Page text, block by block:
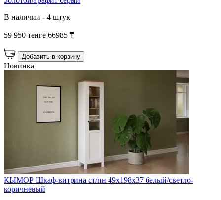
В наличии - 4 штук
59 950 тенге 66985 ₸
Добавить в корзину
Новинка
КЫМОР Шкаф-витрина ст/пн 49х198х37 белый/светло-
коричневый